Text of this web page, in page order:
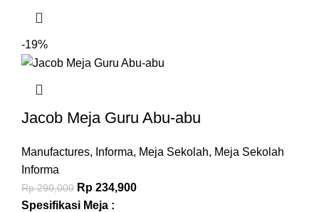
-19%
Jacob Meja Guru Abu-abu
Manufactures, Informa, Meja Sekolah, Meja Sekolah
Informa
Rp290,000 Rp 234,900
Spesifikasi Meja :